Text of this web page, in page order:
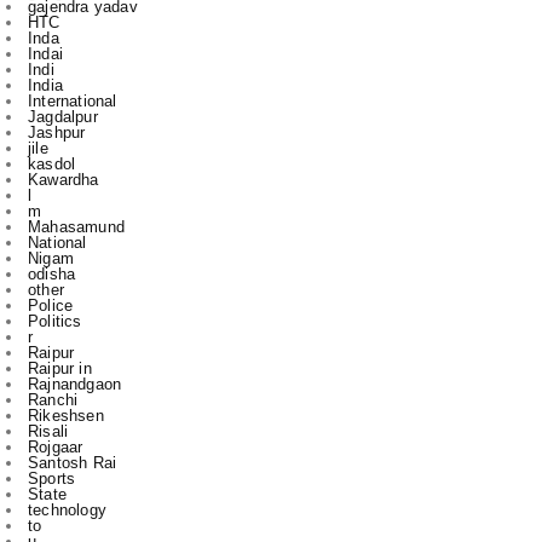
India
International
Jagdalpur
Jashpur
jile
kasdol
Kawardha
l
m
Mahasamund
National
Nigam
odisha
other
Police
Politics
r
Raipur
Raipur in
Rajnandgaon
Ranchi
Rikeshsen
Risali
Rojgaar
Santosh Rai
Sports
State
technology
to
u
vijay sharma
आबकारी
इंडिया
उस दौरान